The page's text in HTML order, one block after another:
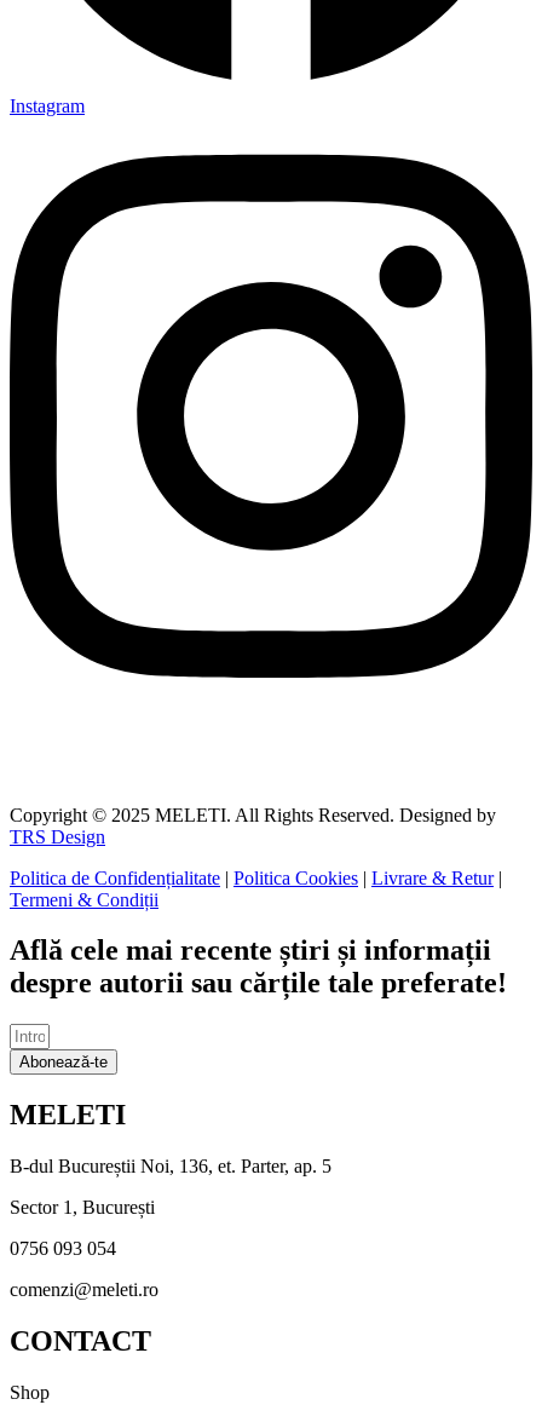
Instagram
Copyright © 2025 MELETI. All Rights Reserved. Designed by
TRS Design
Politica de Confidențialitate | Politica Cookies | Livrare & Retur|
Termeni & Condiții
Află cele mai recente știri și informații
despre autorii sau cărțile tale preferate!
Abonează-te
MELETI
B-dul Bucureștii Noi, 136, et. Parter, ap. 5
Sector 1, București
0756 093 054
comenzi@meleti.ro
CONTACT
Shop